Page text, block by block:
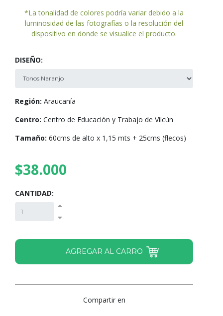
*La tonalidad de colores podría variar debido a la
luminosidad de las fotografías o la resolución del
dispositivo en donde se visualice el producto.
DISEÑO:
Región: Araucanía
Centro: Centro de Educación y Trabajo de Vilcún
Tamaño: 60cms de alto x 1,15 mts + 25cms (flecos)
$38.000
CANTIDAD:
Compartir en